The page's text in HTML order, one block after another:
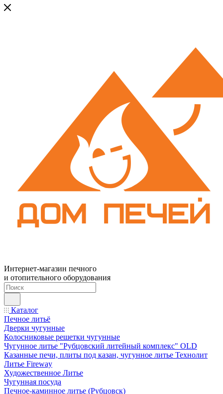
Интернет-магазин печного
и отопительного оборудования
Каталог
Печное литьё
Дверки чугунные
Колосниковые решетки чугунные
Чугунное литье "Рубцовский литейный комплекс" OLD
Казанные печи, плиты под казан, чугунное литье Технолит
Литье Fireway
Художественное Литье
Чугунная посуда
Печное-каминное литье (Рубцовск)